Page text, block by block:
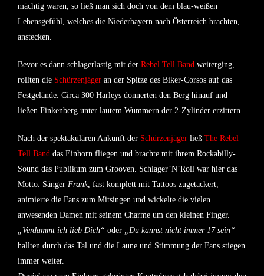
mächtig waren, so ließ man sich doch von dem blau-weißen
Lebensgefühl, welches die Niederbayern nach Österreich brachten,
anstecken.
Bevor es dann schlagerlastig mit der Rebel Tell Band weiterging,
rollten die Schürzenjäger an der Spitze des Biker-Corsos auf das
Festgelände. Circa 300 Harleys donnerten den Berg hinauf und
ließen Finkenberg unter lautem Wummern der 2-Zylinder erzittern.
Nach der spektakulären Ankunft der Schürzenjäger ließ The Rebel
Tell Band das Einhorn fliegen und brachte mit ihrem Rockabilly-
Sound das Publikum zum Grooven. Schlager’N’Roll war hier das
Motto. Sänger Frank, fast komplett mit Tattoos zugetackert,
animierte die Fans zum Mitsingen und wickelte die vielen
anwesenden Damen mit seinem Charme um den kleinen Finger.
„Verdammt ich lieb Dich“ oder „Du kannst nicht immer 17 sein“
hallten durch das Tal und die Laune und Stimmung der Fans stiegen
immer weiter.